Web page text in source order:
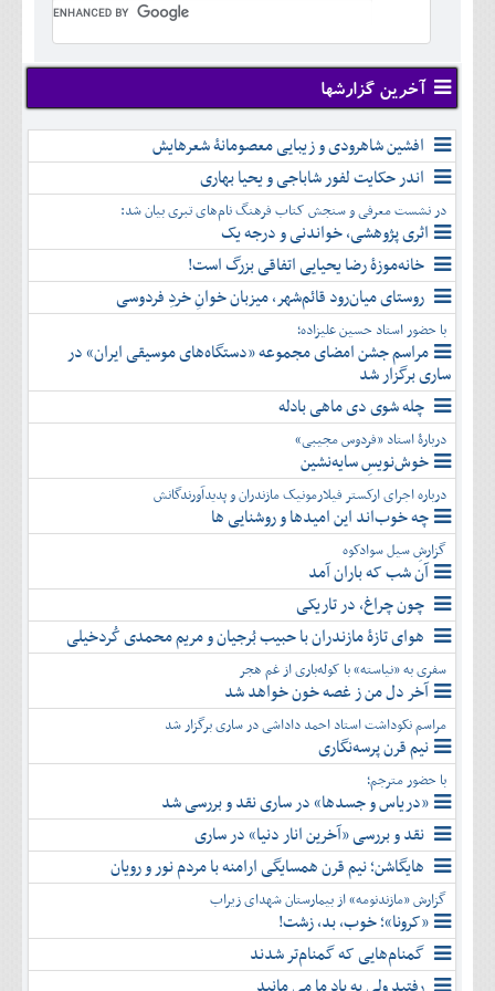
دی
بهمن
اسفند
آبان
آذر
دی
بهمن
اسفند
شهريور
مهر
آبان
آذر
دی
بهمن
اسفند
تير
مرداد
شهريور
مهر
آبان
آذر
دی
بهمن
اسفند
آخرین گزارشها
افشین شاهرودی و زیبایی معصومانۀ شعرهایش
اندر حکایت لفور شاباجی و یحیا بهاری
در نشست معرفی و سنجش کتاب فرهنگ نام‌های تبری بیان شد:
اثری پژوهشی، خواندنی و درجه یک
خانه‌موزۀ رضا یحیایی اتفاقی بزرگ است!
روستای میان‌رود قائم‌شهر، میزبان خوانِ خردِ فردوسی
با حضور استاد حسین علیزاده؛
مراسم جشن امضای مجموعه «دستگاه‌های موسیقی ایران» در
ساری برگزار شد
چله شوی دی ماهی بادله
دربارۀ استاد «فردوس مجیبی»
خوش‌نویسِ سایه‌نشین
درباره اجرای ارکستر فیلارمونیک مازندران و پدیدآورندگانش
چه خوب‌اند این امیدها و روشنایی ها
گزارشِ سیل سوادکوه
آن شب که باران آمد
چون چراغ، در تاریکی
هوای تازۀ مازندران با حبیب بُرجیان و مریم محمدی کُردخیلی
سفری به «نیاسته» با کوله‌باری از غم هجر
آخر دل من ز غصه خون خواهد شد
مراسم نکوداشت استاد احمد داداشی در ساری برگزار شد
نیم قرن پرسه‌نگاری
با حضور مترجم؛
«دریاس و جسدها» در ساری نقد و بررسی شد
نقد و بررسی «آخرین انار دنیا» در ساری
هایگاشن؛ نیم قرن همسایگی ارامنه با مردم نور و رویان
گزارش «مازندنومه» از بیمارستان شهدای زیراب
«کرونا»؛ خوب، بد، زشت!
گمنام‌هایی که گمنام‌تر شدند